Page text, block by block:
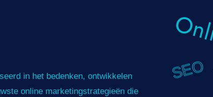
Google Shopping
in het bedenken, ontwikkelen
online marketingstrategieën die
SEO